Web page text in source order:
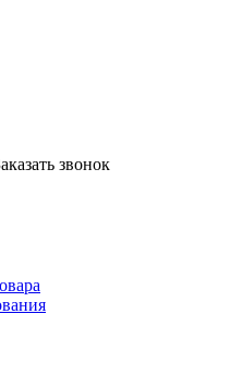
звонок